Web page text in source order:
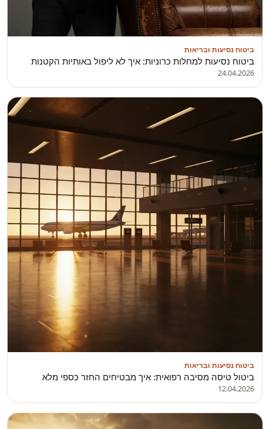
ביטוח נסיעות ובריאות
ביטוח נסיעות למחלות כרוניות: איך לא ליפול באותיות הקטנות
24.04.2026
ביטוח נסיעות ובריאות
ביטול טיסה מסיבה רפואית: איך מבטיחים החזר כספי מלא
12.04.2026